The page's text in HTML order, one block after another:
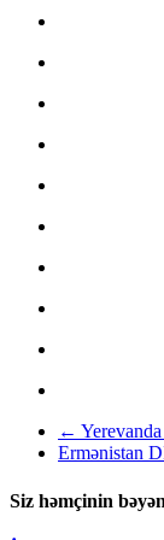
←
Ermənistan
Siz həmçinin